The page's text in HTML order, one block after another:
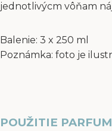
jednotlivýcm vôňam
Balenie: 3 x 250 ml
Poznámka: foto je
POUŽITIE